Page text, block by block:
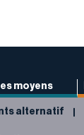
moyens
alternatif